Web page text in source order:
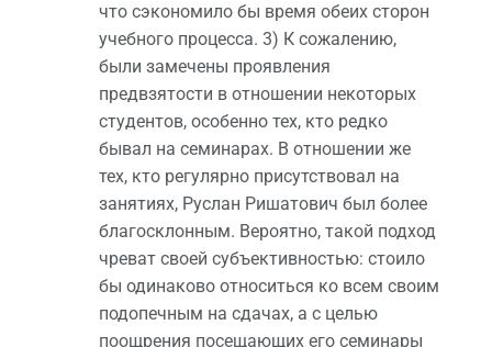
что сэкономило бы время обеих сторон
учебного процесса. 3) К сожалению,
были замечены проявления
предвзятости в отношении некоторых
студентов, особенно тех, кто редко
бывал на семинарах. В отношении же
тех, кто регулярно присутствовал на
занятиях, Руслан Ришатович был более
благосклонным. Вероятно, такой подход
чреват своей субъективностью: стоило
бы одинаково относиться ко всем своим
подопечным на сдачах, а с целью
поощрения посещающих его семинары